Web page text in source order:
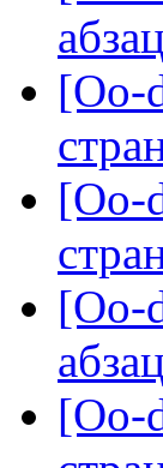
[Oo-
[Oo-
[Oo-
[Oo-